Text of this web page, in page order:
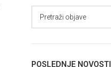
POSLEDNJE NOVOSTI